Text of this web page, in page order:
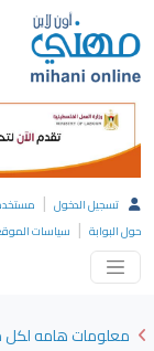
تسجيل الدخول |
حول البوابة | سياسات
معلومات هامه لكل